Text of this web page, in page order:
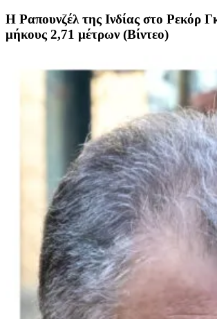
Η Ραπουνζέλ της Ινδίας στο Ρεκόρ
μήκους 2,71 μέτρων (Βίντεο)